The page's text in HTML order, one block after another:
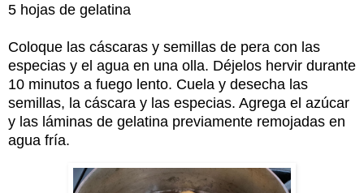
5 hojas de gelatina
Coloque las cáscaras y semillas de pera con las
especias y el agua en una olla. Déjelos hervir durante
10 minutos a fuego lento. Cuela y desecha las
semillas, la cáscara y las especias. Agrega el azúcar
y las láminas de gelatina previamente remojadas en
agua fría.